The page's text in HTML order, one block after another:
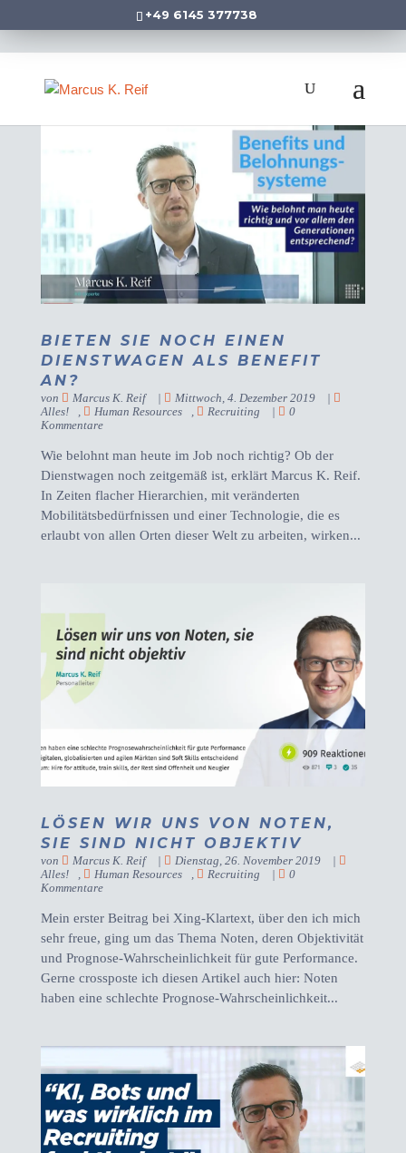
+49 6145 377738
BIETEN SIE NOCH EINEN
DIENSTWAGEN ALS BENEFIT
AN?
von Marcus K. Reif | Mittwoch, 4. Dezember 2019
|
Alles!
, Human Resources , Recruiting |
0
Kommentare
Wie belohnt man heute im Job noch richtig? Ob der
Dienstwagen noch zeitgemäß ist, erklärt Marcus K. Reif.
In Zeiten flacher Hierarchien, mit veränderten
Mobilitätsbedürfnissen und einer Technologie, die es
erlaubt von allen Orten dieser Welt zu arbeiten, wirken...
LÖSEN WIR UNS VON NOTEN,
SIE SIND NICHT OBJEKTIV
von Marcus K. Reif | Dienstag, 26. November 2019
|
Alles!
, Human Resources , Recruiting |
0
Kommentare
Mein erster Beitrag bei Xing-Klartext, über den ich mich
sehr freue, ging um das Thema Noten, deren Objektivität
und Prognose-Wahrscheinlichkeit für gute Performance.
Gerne crossposte ich diesen Artikel auch hier: Noten
haben eine schlechte Prognose-Wahrscheinlichkeit...